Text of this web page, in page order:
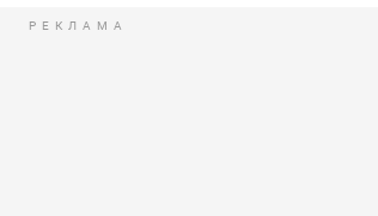
РЕКЛАМА